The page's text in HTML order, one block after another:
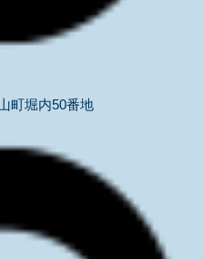
町堀内50番地